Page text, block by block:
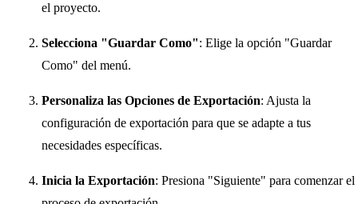
el proyecto.
Selecciona "Guardar Como": Elige la opción "Guardar
Como" del menú.
Personaliza las Opciones de Exportación: Ajusta la
configuración de exportación para que se adapte a tus
necesidades específicas.
Inicia la Exportación: Presiona "Siguiente" para comenzar el